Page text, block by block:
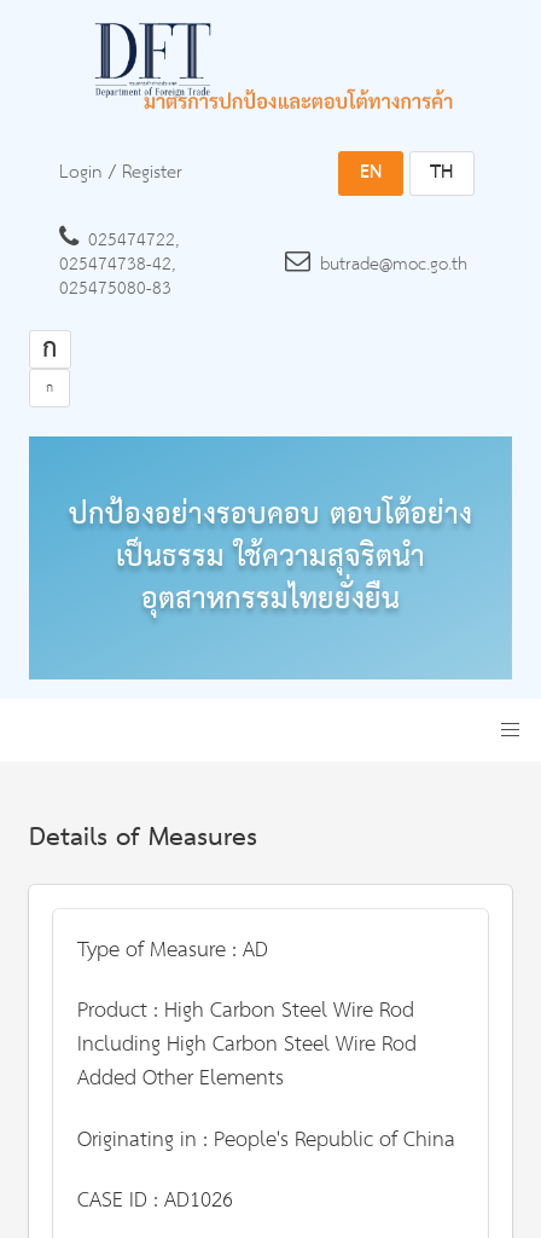
Login/ Register EN TH
025474722,
025474738-42,
025475080-83
butrade@moc.go.th
ก
ก
ปกป้องอย่างรอบคอบ ตอบโต้อย่าง
เป็นธรรม ใช้ความสุจริตนำ
อุตสาหกรรมไทยยั่งยืน
Details of Measures
Type of Measure : AD
Product : High Carbon Steel Wire Rod
Including High Carbon Steel Wire Rod
Added Other Elements
Originating in : People's Republic of China
CASE ID : AD1026